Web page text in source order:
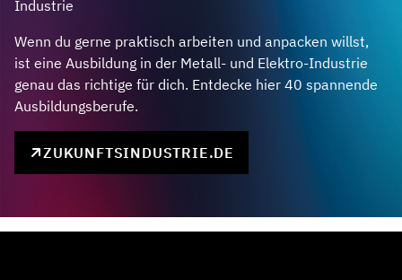
Industrie
Wenn du gerne praktisch arbeiten und anpacken willst,
ist eine Ausbildung in der Metall- und Elektro-Industrie
genau das richtige für dich. Entdecke hier 40 spannende
Ausbildungsberufe.
ZUKUNFTSINDUSTRIE.DE